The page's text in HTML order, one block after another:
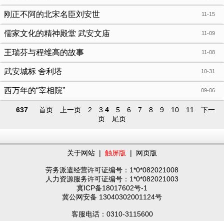
11-15
刚正不阿的北宋名臣刘安世
11-09
儒家文化的精神殿堂 武安文庙
11-08
王瑞芬与程维高的故事
10-31
武安城标 舍利塔
09-06
西万年的“宰相院”
637 首页 上一页 2 3 4 5 6 7 8 9 10 11
下一
页
尾页
关于网站 | 触屏版 | 网页版
劳务派遣经营许可证编号：1*0*082021008
人力资源服务许可证编号：1*0*082021003
冀ICP备18017602号-1
冀公网安备 13040302001124号
客服电话：0310-3115600